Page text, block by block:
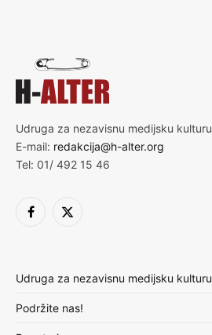
Udruga za nezavisnu medijsku kulturu
E-mail: redakcija@h-alter.org
Tel: 01/ 492 15 46
Facebook
X
Udruga za nezavisnu medijsku kulturu
Podržite nas!